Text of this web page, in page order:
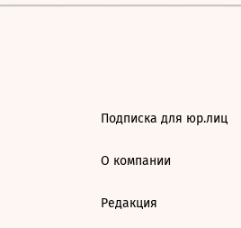
Подписка для юр.лиц
О компании
Редакция